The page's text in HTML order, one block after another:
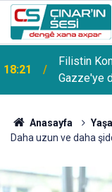
18:21
Filistin
Gazze'ye
Anasayfa
Daha uzun ve daha